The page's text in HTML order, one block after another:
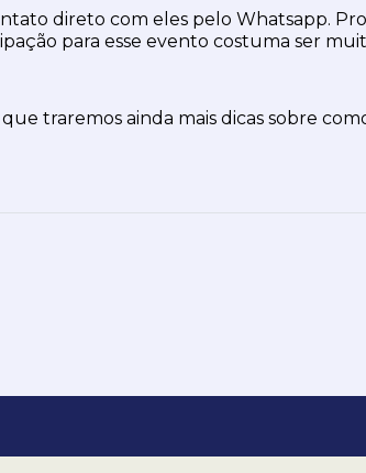
direto com eles pelo Whatsapp.
para esse evento costuma ser
traremos ainda mais dicas sobre